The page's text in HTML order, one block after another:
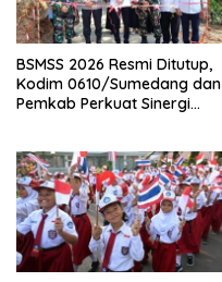
BSMSS 2026 Resmi Ditutup,
Kodim 0610/Sumedang dan
Pemkab Perkuat Sinergi